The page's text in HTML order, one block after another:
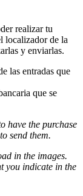
realizar tu
localizador de la
y enviarlas.
las entradas que
que se
have the purchase
send them.
in the images.
you indicate in the